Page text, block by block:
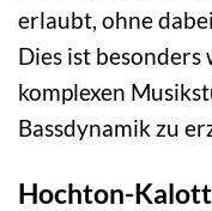
erlaubt, ohne
Dies ist besonders
komplexen
Bassdynamik zu
Hochton-